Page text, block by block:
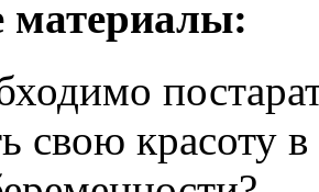
материалы: